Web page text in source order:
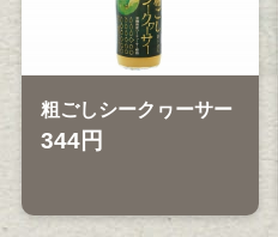
粗ごしシークヮーサー
344円